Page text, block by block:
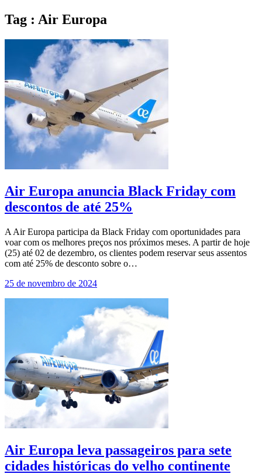
Tag : Air Europa
Air Europa anuncia Black Friday com
descontos de até 25%
A Air Europa participa da Black Friday com oportunidades para
voar com os melhores preços nos próximos meses. A partir de hoje
(25) até 02 de dezembro, os clientes podem reservar seus assentos
com até 25% de desconto sobre o…
25 de novembro de 2024
Air Europa leva passageiros para sete
cidades históricas do velho continente